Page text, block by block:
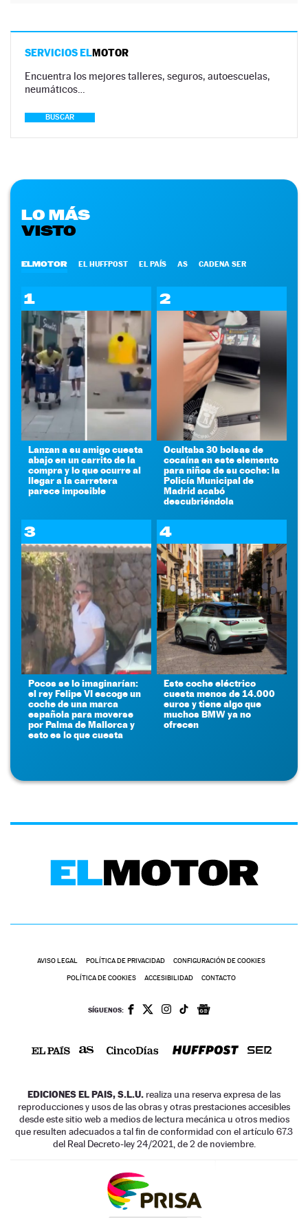
SERVICIOS ELMOTOR
Encuentra los mejores talleres, seguros, autoescuelas,
neumáticos…
BUSCAR
LO MÁS
VISTO
ELMOTOR EL HUFFPOST EL PAÍS AS CADENA SER
1
Lanzan a su amigo cuesta
abajo en un carrito de la
compra y lo que ocurre al
llegar a la carretera
parece imposible
2
Ocultaba 30 bolsas de
cocaína en este elemento
para niños de su coche: la
Policía Municipal de
Madrid acabó
descubriéndola
3
Pocos se lo imaginarían:
el rey Felipe VI escoge un
coche de una marca
española para moverse
por Palma de Mallorca y
esto es lo que cuesta
4
Este coche eléctrico
cuesta menos de 14.000
euros y tiene algo que
muchos BMW ya no
ofrecen
AVISO LEGAL POLÍTICA DE PRIVACIDAD CONFIGURACIÓN DE COOKIES
POLÍTICA DE COOKIES ACCESIBILIDAD CONTACTO
SÍGUENOS:
EDICIONES EL PAIS, S.L.U. realiza una reserva expresa de las
reproducciones y usos de las obras y otras prestaciones accesibles
desde este sitio web a medios de lectura mecánica u otros medios
que resulten adecuados a tal fin de conformidad con el artículo 67.3
del Real Decreto-ley 24/2021, de 2 de noviembre.